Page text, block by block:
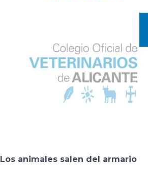
Los animales salen del armario